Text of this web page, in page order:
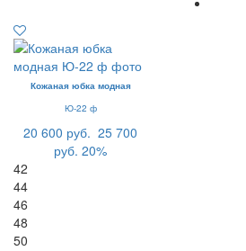
Кожаная юбка модная
Ю-22 ф
20 600 руб. 25 700
руб. 20%
42
44
46
48
50